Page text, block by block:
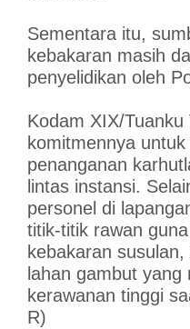
Sementara itu,
kebakaran masih
penyelidikan oleh
Kodam XIX/
komitmennya
penanganan
lintas instansi.
personel di
titik-titik rawan
kebakaran
lahan gambut yang
kerawanan tinggi
R)